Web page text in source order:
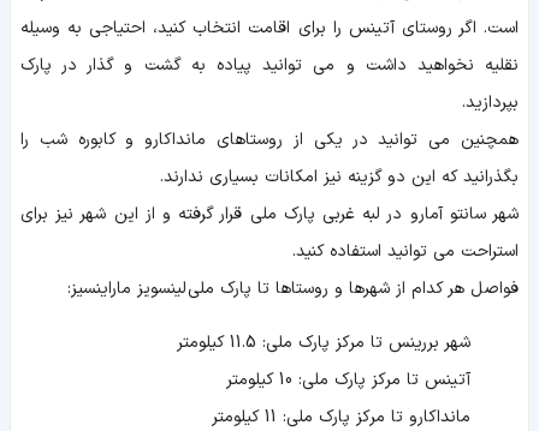
است. اگر روستای آتینس را برای اقامت انتخاب کنید، احتیاجی به وسیله
نقلیه نخواهید داشت و می توانید پیاده به گشت و گذار در پارک
بپردازید.
همچنین می توانید در یکی از روستاهای مانداکارو و کابوره شب را
بگذرانید که این دو گزینه نیز امکانات بسیاری ندارند.
شهر سانتو آمارو در لبه غربی پارک ملی قرار گرفته و از این شهر نیز برای
استراحت می توانید استفاده کنید.
فواصل هر کدام از شهرها و روستاها تا پارک ملی لینسویز ماراینسیز:
شهر بررینس تا مرکز پارک ملی: 11.5 کیلومتر
آتینس تا مرکز پارک ملی: 10 کیلومتر
مانداکارو تا مرکز پارک ملی: 11 کیلومتر